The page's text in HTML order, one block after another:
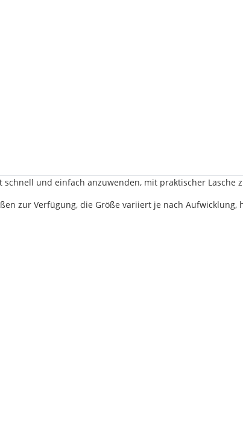
schnell und einfach anzuwenden, mit praktischer Lasche
zur Verfügung, die Größe variiert je nach Aufwicklung,